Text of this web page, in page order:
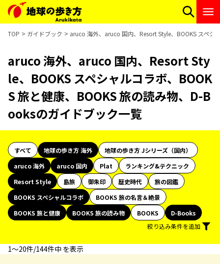
TOP ガイドブック aruco 海外、aruco 国内、Resort Style、BOOKS スペシ
aruco 海外、aruco 国内、Resort Sty
le、BOOKS スペシャルコラボ、BOOK
S 旅と健康、BOOKS 旅の読み物、D-B
ooksのガイドブック一覧
すべて 地球の歩き方 海外
地球の歩き方 Jシリーズ（国内）
aruco 海外
aruco 国内 Plat
ランキング&テクニック
Resort Style
島旅 御朱印 歴史時代
旅の図鑑
BOOKS スペシャルコラボ
BOOKS 旅の名言＆絶景
BOOKS 旅と健康
BOOKS 旅の読み物 BOOKS
D-Books
絞り込み条件を追加
1〜20件/144件中 を表示